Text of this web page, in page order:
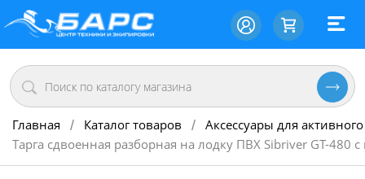
Главная / Каталог товаров / Аксессуары для
Тарга сдвоенная разборная на лодку ПВХ Sibriver GT-